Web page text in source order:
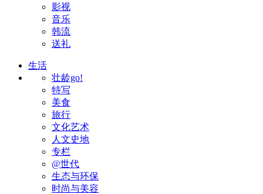
影视
音乐
韩流
送礼
生活
壮龄go!
特写
美食
旅行
文化艺术
人文史地
专栏
@世代
生态与环保
时尚与美容